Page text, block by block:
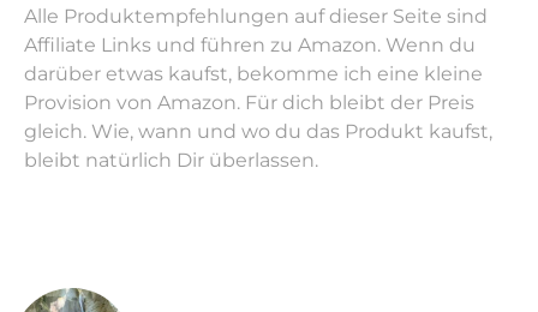
Alle Produktempfehlungen auf dieser Seite sind
Affiliate Links und führen zu Amazon. Wenn du
darüber etwas kaufst, bekomme ich eine kleine
Provision von Amazon. Für dich bleibt der Preis
gleich. Wie, wann und wo du das Produkt kaufst,
bleibt natürlich Dir überlassen.